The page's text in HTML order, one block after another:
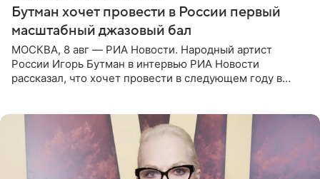
Бутман хочет провести в России первый
масштабный джазовый бал
МОСКВА, 8 авг — РИА Новости. Народный артист
России Игорь Бутман в интервью РИА Новости
рассказал, что хочет провести в следующем году в